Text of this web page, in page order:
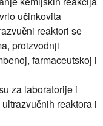
učinkovita
reaktori se
proizvodnji
farmaceutskoj i
za laboratorije i
reaktora i